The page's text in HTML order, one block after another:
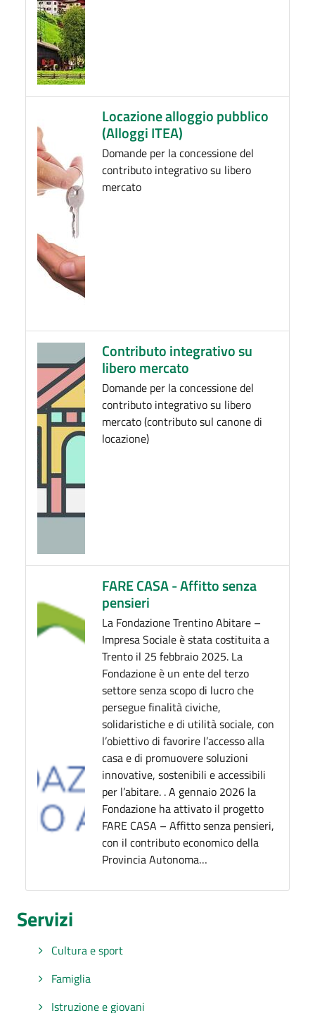
Locazione alloggio pubblico
(Alloggi ITEA)
Domande per la concessione del
contributo integrativo su libero
mercato
Contributo integrativo su
libero mercato
Domande per la concessione del
contributo integrativo su libero
mercato (contributo sul canone di
locazione)
FARE CASA - Affitto senza
pensieri
La Fondazione Trentino Abitare –
Impresa Sociale è stata costituita a
Trento il 25 febbraio 2025. La
Fondazione è un ente del terzo
settore senza scopo di lucro che
persegue finalità civiche,
solidaristiche e di utilità sociale, con
l’obiettivo di favorire l’accesso alla
casa e di promuovere soluzioni
innovative, sostenibili e accessibili
per l’abitare. . A gennaio 2026 la
Fondazione ha attivato il progetto
FARE CASA – Affitto senza pensieri,
con il contributo economico della
Provincia Autonoma…
Servizi
Cultura e sport
Famiglia
Istruzione e giovani